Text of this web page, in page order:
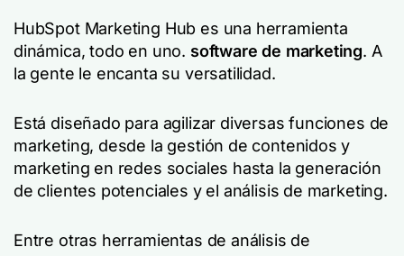
HubSpot Marketing Hub es una herramienta
dinámica, todo en uno. software de marketing. A
la gente le encanta su versatilidad.
Está diseñado para agilizar diversas funciones de
marketing, desde la gestión de contenidos y
marketing en redes sociales hasta la generación
de clientes potenciales y el análisis de marketing.
Entre otras herramientas de análisis de